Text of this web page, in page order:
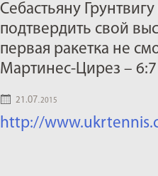
Себастьяну
подтвердить свой
первая ракетка не
Мартинес-Цирез – 6:7
21.07.2015
http://